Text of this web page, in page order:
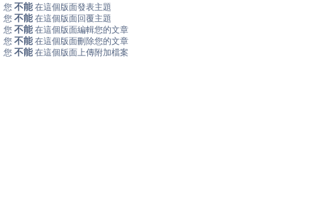
您 不能 在這個版面發表主題
您 不能 在這個版面回覆主題
您 不能 在這個版面編輯您的文章
您 不能 在這個版面刪除您的文章
您 不能 在這個版面上傳附加檔案